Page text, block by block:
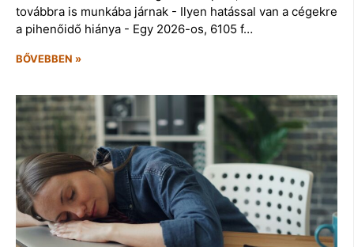
továbbra is munkába járnak - Ilyen hatással van a cégekre
a pihenőidő hiánya - Egy 2026-os, 6105 f…
BŐVEBBEN »